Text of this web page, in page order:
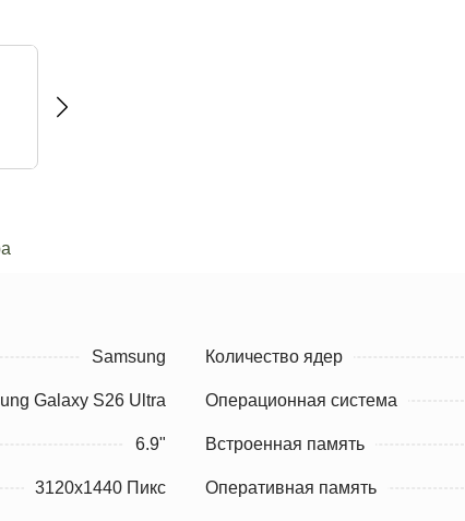
Samsung
Galaxy S26 Ultra
6.9"
3120x1440 Пикс
Количество ядер
Операционная система
Встроенная память
Оперативная память